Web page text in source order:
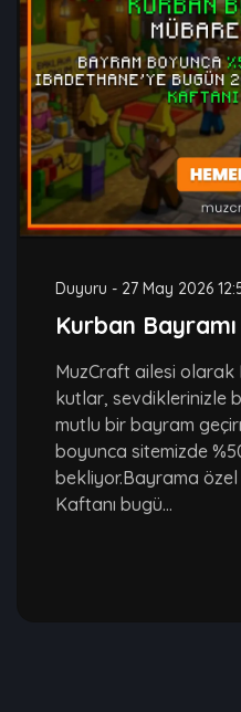
Duyuru - 27 May 2026
Kurban Bayramı
MuzCraft ailesi olarak
kutlar, sevdiklerinizle
mutlu bir bayram
boyunca sitemizde
bekliyor.Bayrama özel
Kaftanı bugü...